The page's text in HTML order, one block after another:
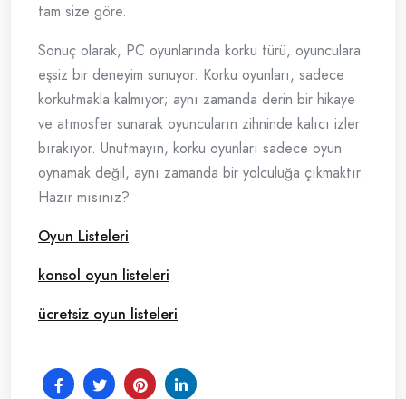
tam size göre.
Sonuç olarak, PC oyunlarında korku türü, oyunculara
eşsiz bir deneyim sunuyor. Korku oyunları, sadece
korkutmakla kalmıyor; aynı zamanda derin bir hikaye
ve atmosfer sunarak oyuncuların zihninde kalıcı izler
bırakıyor. Unutmayın, korku oyunları sadece oyun
oynamak değil, aynı zamanda bir yolculuğa çıkmaktır.
Hazır mısınız?
Oyun Listeleri
konsol oyun listeleri
ücretsiz oyun listeleri